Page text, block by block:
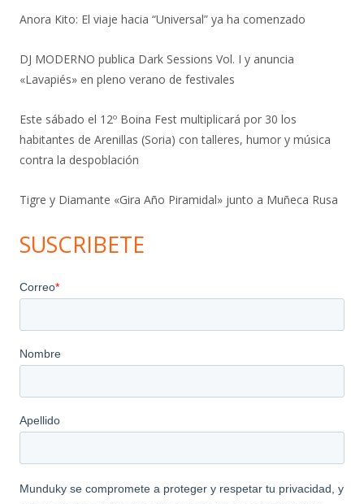
Anora Kito: El viaje hacia “Universal” ya ha comenzado
DJ MODERNO publica Dark Sessions Vol. I y anuncia
«Lavapiés» en pleno verano de festivales
Este sábado el 12º Boina Fest multiplicará por 30 los
habitantes de Arenillas (Soria) con talleres, humor y música
contra la despoblación
Tigre y Diamante «Gira Año Piramidal» junto a Muñeca Rusa
SUSCRIBETE